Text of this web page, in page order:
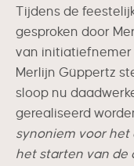
Tijdens de
gesproken door
van initiatiefnemer
Merlijn Güppertz
sloop nu
gerealiseerd
synoniem voor het
het starten van de